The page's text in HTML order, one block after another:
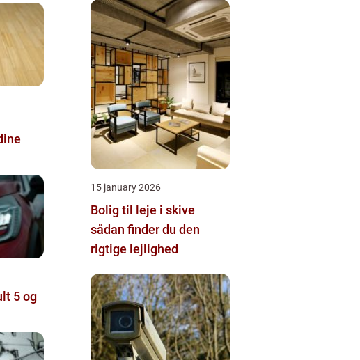
5 og
15 january 2026
Bolig til leje i skive
sådan finder du den
rigtige lejlighed